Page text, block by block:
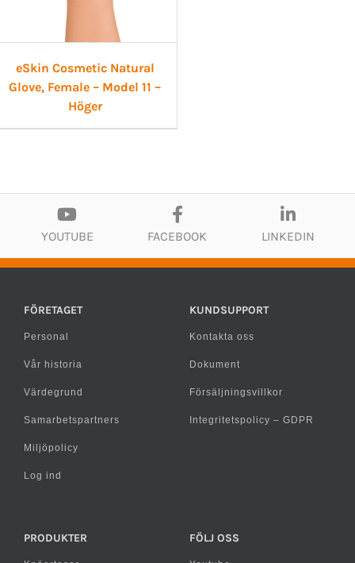
eSkin Cosmetic Natural
Glove, Female – Model 11 –
Höger
YOUTUBE FACEBOOK LINKEDIN
FÖRETAGET
Personal
Vår historia
Värdegrund
Samarbetspartners
Miljöpolicy
Log ind
KUNDSUPPORT
Kontakta oss
Dokument
Försäljningsvillkor
Integritetspolicy – GDPR
PRODUKTER FÖLJ OSS